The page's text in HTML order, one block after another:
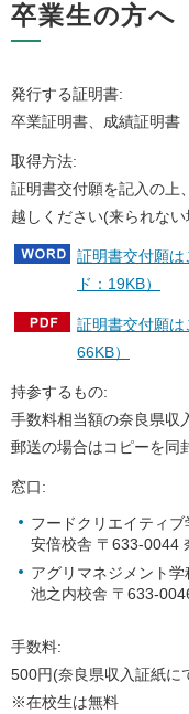
卒業生の方へ
発行する証明書:
卒業証明書、成績証明書
取得方法:
証明書交付願を記入の上
越しください(来られない
証明書交付願
ド：19KB）
証明書交付願は
66KB）
持参するもの:
手数料相当額の奈良県収
郵送の場合はコピーを同
窓口:
フードクリエイティ
安倍校舎 〒633-0044
アグリマネジメント
池之内校舎 〒633-
手数料:
500円(奈良県収入証紙に
※在校生は無料